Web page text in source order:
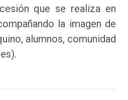
que se realiza en
la imagen de
alumnos, comunidad